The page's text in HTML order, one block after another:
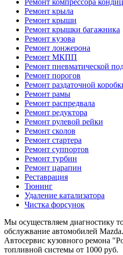
Ремонт компрессора
Ремонт крыла
Ремонт крыши
Ремонт крышки багажника
Ремонт кузова
Ремонт лонжерона
Ремонт МКПП
Ремонт пневматической
Ремонт порогов
Ремонт раздаточной
Ремонт рамы
Ремонт распредвала
Ремонт редуктора
Ремонт рулевой рейки
Ремонт сколов
Ремонт стартера
Ремонт суппортов
Ремонт турбин
Ремонт царапин
Реставрация
Тюнинг
Удаление катализатора
Чистка форсунок
Мы осуществляем диагностику
обслужвание автомобилей Mazda.
Автосервис кузовного ремона
топливной системы от 1000 руб.